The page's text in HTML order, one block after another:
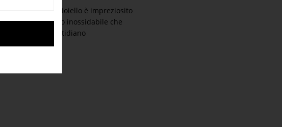
giro singolo. Il gioiello è impreziosito
in acciaio inossidabile che
per l'uso quotidiano